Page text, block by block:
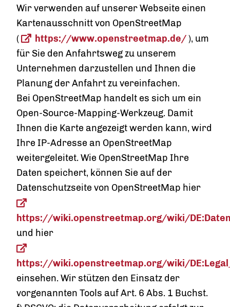
Wir verwenden auf unserer Webseite einen
Kartenausschnitt von OpenStreetMap
(
https://www.openstreetmap.de/), um
für Sie den Anfahrtsweg zu unserem
Unternehmen darzustellen und Ihnen die
Planung der Anfahrt zu vereinfachen.
Bei OpenStreetMap handelt es sich um ein
Open-Source-Mapping-Werkzeug. Damit
Ihnen die Karte angezeigt werden kann, wird
Ihre IP-Adresse an OpenStreetMap
weitergeleitet. Wie OpenStreetMap Ihre
Daten speichert, können Sie auf der
Datenschutzseite von OpenStreetMap hier
https://wiki.openstreetmap.org/wiki/
und hier
https://wiki.openstreetmap.org/wiki/
einsehen. Wir stützen den Einsatz der
vorgenannten Tools auf Art. 6 Abs. 1 Buchst.